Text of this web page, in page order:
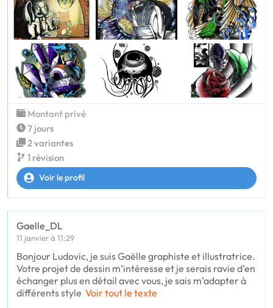
Montant privé
7 jours
2 variantes
1 révision
Voir le profil
Gaelle_DL
11 janvier à 11:29
Bonjour Ludovic, je suis Gaëlle graphiste et illustratrice.
Votre projet de dessin m’intéresse et je serais ravie d’en
échanger plus en détail avec vous, je sais m’adapter à
différents style Voir tout le texte